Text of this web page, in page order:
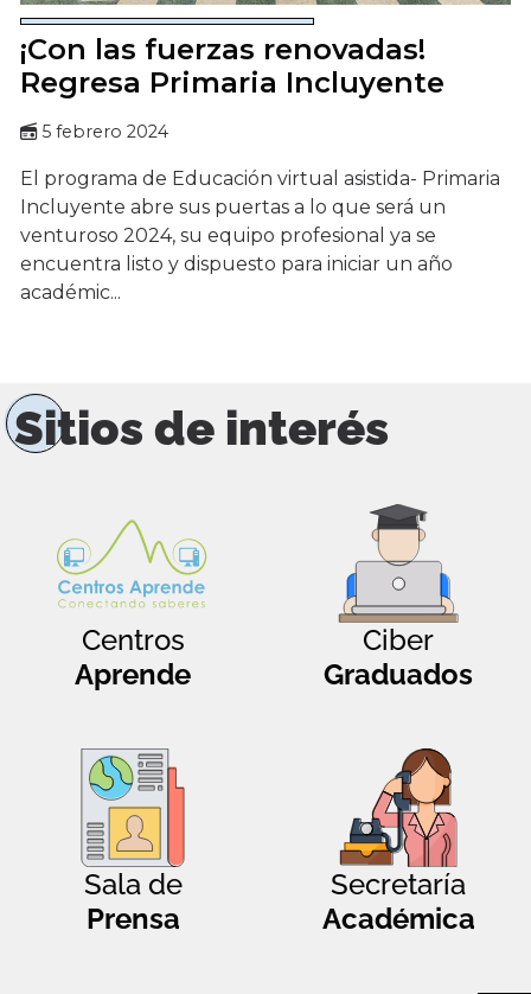
¡Con las fuerzas renovadas!
Regresa Primaria Incluyente
5 febrero 2024
El programa de Educación virtual asistida- Primaria
Incluyente abre sus puertas a lo que será un
venturoso 2024, su equipo profesional ya se
encuentra listo y dispuesto para iniciar un año
académic...
Sitios de interés
Centros
Aprende
Ciber
Graduados
Sala de
Prensa
Secretaría
Académica